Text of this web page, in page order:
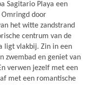
Sagitario Playa een
Omringd door
het witte zandstrand
centrum van de
ligt vlakbij. Zin in een
zwembad en geniet van
verwen jezelf met een
met een romantische